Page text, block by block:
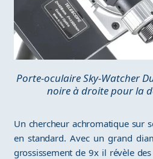
Porte-oculaire Sky-Watcher
noire à droite pour la
Un chercheur achromatique sur
en standard. Avec un grand
grossissement de 9x il révèle